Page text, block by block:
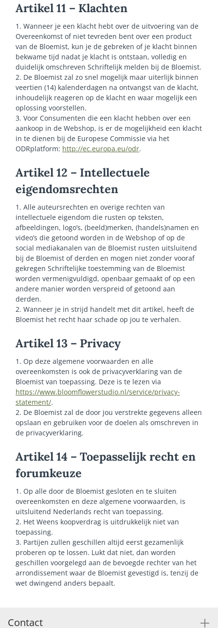
Artikel 11 – Klachten
1. Wanneer je een klacht hebt over de uitvoering van de
Overeenkomst of niet tevreden bent over een product
van de Bloemist, kun je de gebreken of je klacht binnen
bekwame tijd nadat je klacht is ontstaan, volledig en
duidelijk omschreven Schriftelijk melden bij de Bloemist.
2. De Bloemist zal zo snel mogelijk maar uiterlijk binnen
veertien (14) kalenderdagen na ontvangst van de klacht,
inhoudelijk reageren op de klacht en waar mogelijk een
oplossing voorstellen.
3. Voor Consumenten die een klacht hebben over een
aankoop in de Webshop, is er de mogelijkheid een klacht
in te dienen bij de Europese Commissie via het
ODRplatform: http://ec.europa.eu/odr.
Artikel 12 – Intellectuele
eigendomsrechten
1. Alle auteursrechten en overige rechten van
intellectuele eigendom die rusten op teksten,
afbeeldingen, logo’s, (beeld)merken, (handels)namen en
video’s die getoond worden in de Webshop of op de
social mediakanalen van de Bloemist rusten uitsluitend
bij de Bloemist of derden en mogen niet zonder vooraf
gekregen Schriftelijke toestemming van de Bloemist
worden vermenigvuldigd, openbaar gemaakt of op een
andere manier worden verspreid of getoond aan
derden.
2. Wanneer je in strijd handelt met dit artikel, heeft de
Bloemist het recht haar schade op jou te verhalen.
Artikel 13 – Privacy
1. Op deze algemene voorwaarden en alle
overeenkomsten is ook de privacyverklaring van de
Bloemist van toepassing. Deze is te lezen via
https://www.bloomflowerstudio.nl/service/privacy-
statement/.
2. De Bloemist zal de door jou verstrekte gegevens alleen
opslaan en gebruiken voor de doelen als omschreven in
de privacyverklaring.
Artikel 14 – Toepasselijk recht en
forumkeuze
1. Op alle door de Bloemist gesloten en te sluiten
overeenkomsten en deze algemene voorwaarden, is
uitsluitend Nederlands recht van toepassing.
2. Het Weens koopverdrag is uitdrukkelijk niet van
toepassing.
3. Partijen zullen geschillen altijd eerst gezamenlijk
proberen op te lossen. Lukt dat niet, dan worden
geschillen voorgelegd aan de bevoegde rechter van het
arrondissement waar de Bloemist gevestigd is, tenzij de
wet dwingend anders bepaalt.
Contact